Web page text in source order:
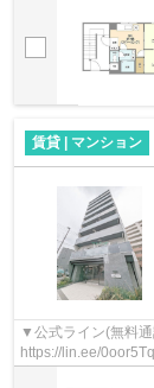
賃貸 | マンション
▼公式ライン(無料
https://lin.ee/